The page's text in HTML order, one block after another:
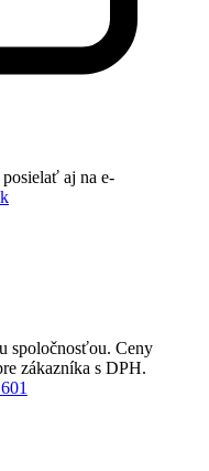
aj na e-
spoločnosťou. Ceny
zákazníka s DPH.